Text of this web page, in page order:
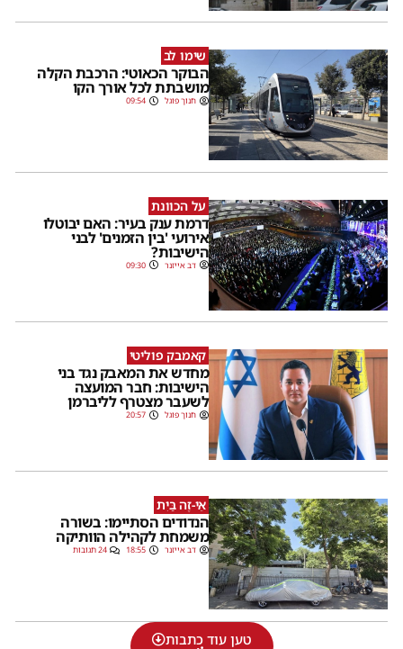
שימו לב
הבוקר הכאוטי: הרכבת הקלה
מושבתת לכל אורך הקו
חנוך פוגל 09:54
על הכוונת
דרמת ענק בעיר: האם יבוטלו
אירועי 'בין הזמנים' לבני
הישיבות?
דב אייזנר 09:30
קאמבק פוליטי
מחדש את המאבק נגד בני
הישיבות: חבר המועצה
לשעבר מצטרף לליברמן
חנוך פוגל 20:57
אֵי-זֶה בַּיִת
הנדודים הסתיימו: בשורה
משמחת לקהילה הוותיקה
דב אייזנר 18:55 24 תגובות
טען עוד כתבות